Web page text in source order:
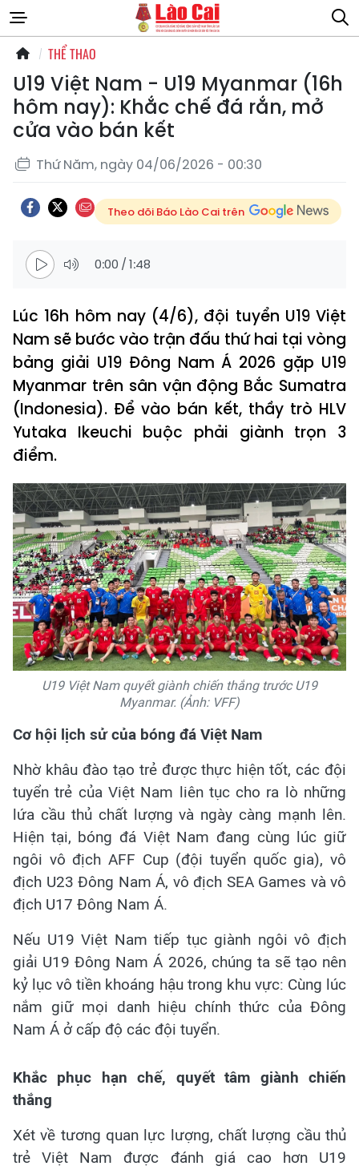
THỂ THAO
U19 Việt Nam - U19 Myanmar (16h
hôm nay): Khắc chế đá rắn, mở
cửa vào bán kết
Thứ Năm, ngày 04/06/2026 - 00:30
Theo dõi Báo Lào Cai trên
0:00 /1:48
Lúc 16h hôm nay (4/6), đội tuyển U19 Việt
Nam sẽ bước vào trận đấu thứ hai tại vòng
bảng giải U19 Đông Nam Á 2026 gặp U19
Myanmar trên sân vận động Bắc Sumatra
(Indonesia). Để vào bán kết, thầy trò HLV
Yutaka Ikeuchi buộc phải giành trọn 3
điểm.
U19 Việt Nam quyết giành chiến thắng trước U19
Myanmar. (Ảnh: VFF)
Cơ hội lịch sử của bóng đá Việt Nam
Nhờ khâu đào tạo trẻ được thực hiện tốt, các đội
tuyển trẻ của Việt Nam liên tục cho ra lò những
lứa cầu thủ chất lượng và ngày càng mạnh lên.
Hiện tại, bóng đá Việt Nam đang cùng lúc giữ
ngôi vô địch AFF Cup (đội tuyển quốc gia), vô
địch U23 Đông Nam Á, vô địch SEA Games và vô
địch U17 Đông Nam Á.
Nếu U19 Việt Nam tiếp tục giành ngôi vô địch
giải U19 Đông Nam Á 2026, chúng ta sẽ tạo nên
kỷ lục vô tiền khoáng hậu trong khu vực: Cùng lúc
nắm giữ mọi danh hiệu chính thức của Đông
Nam Á ở cấp độ các đội tuyển.
Khắc phục hạn chế, quyết tâm giành chiến
thắng
Xét về tương quan lực lượng, chất lượng cầu thủ
trẻ Việt Nam được đánh giá cao hơn U19